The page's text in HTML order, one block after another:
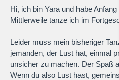
Hi, ich bin Yara und habe
Mittlerweile tanze ich im
Leider muss mein bisheriger
jemanden, der Lust hat, einmal
unsicher zu machen. Der Spaß
Wenn du also Lust hast,